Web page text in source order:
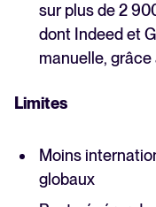
sur plus de 2
dont Indeed et
manuelle, grâce
Limites
Moins
globaux